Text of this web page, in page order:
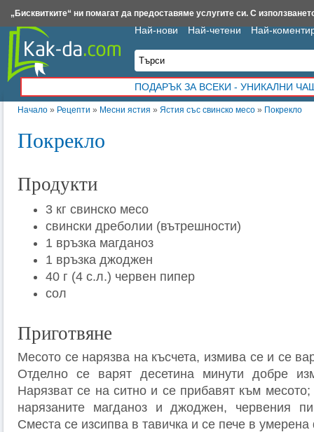
Начало » Рецепти » Месни ястия » Ястия със свинско месо » Покрекло
Покрекло
Продукти
3 кг свинско месо
свински дреболии (вътрешности)
1 връзка магданоз
1 връзка джоджен
40 г (4 с.л.) червен пипер
сол
Приготвяне
Месото се нарязва на късчета, измива се и се
Отделно се варят десетина минути добре
Нарязват се на ситно и се прибавят към
нарязаните магданоз и джоджен, червения
Сместа се изсипва в тавичка и се пече в
Най-нови Най-четени Най-
ПОДАРЪК ЗА ВСЕКИ - УНИКАЛНИ
Insert.bg Framar.bg Kak-da.com Iztochnik.com BauBau.bg NewAge.bg
„Бисквитките“ ни помагат да предоставяме услугите си. С